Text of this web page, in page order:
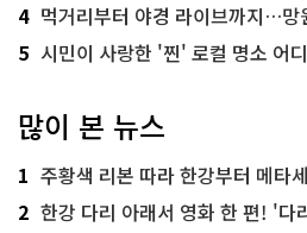
4 먹거리부터 야경 라이브까지…망
5 시민이 사랑한 '찐' 로컬 명소 어디?
많이 본 뉴스
1 주황색 리본 따라 한강부터 메타세쿼이
2 한강 다리 아래서 영화 한 편! '다